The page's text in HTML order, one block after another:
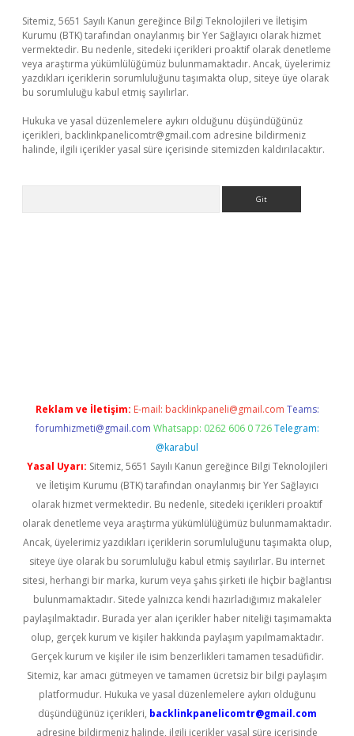
Sitemiz, 5651 Sayılı Kanun gereğince Bilgi Teknolojileri ve İletişim
Kurumu (BTK) tarafından onaylanmış bir Yer Sağlayıcı olarak hizmet
vermektedir. Bu nedenle, sitedeki içerikleri proaktif olarak denetleme
veya araştırma yükümlülüğümüz bulunmamaktadır. Ancak, üyelerimiz
yazdıkları içeriklerin sorumluluğunu taşımakta olup, siteye üye olarak
bu sorumluluğu kabul etmiş sayılırlar.
Hukuka ve yasal düzenlemelere aykırı olduğunu düşündüğünüz
içerikleri, backlinkpanelicomtr@gmail.com adresine bildirmeniz
halinde, ilgili içerikler yasal süre içerisinde sitemizden kaldırılacaktır.
Reklam ve İletişim: E-mail: backlinkpaneli@gmail.com Teams:
forumhizmeti@gmail.com Whatsapp: 0262 606 0 726 Telegram:
@karabul
Yasal Uyarı: Sitemiz, 5651 Sayılı Kanun gereğince Bilgi Teknolojileri
ve İletişim Kurumu (BTK) tarafından onaylanmış bir Yer Sağlayıcı
olarak hizmet vermektedir. Bu nedenle, sitedeki içerikleri proaktif
olarak denetleme veya araştırma yükümlülüğümüz bulunmamaktadır.
Ancak, üyelerimiz yazdıkları içeriklerin sorumluluğunu taşımakta olup,
siteye üye olarak bu sorumluluğu kabul etmiş sayılırlar. Bu internet
sitesi, herhangi bir marka, kurum veya şahıs şirketi ile hiçbir bağlantısı
bulunmamaktadır. Sitede yalnızca kendi hazırladığımız makaleler
paylaşılmaktadır. Burada yer alan içerikler haber niteliği taşımamakta
olup, gerçek kurum ve kişiler hakkında paylaşım yapılmamaktadır.
Gerçek kurum ve kişiler ile isim benzerlikleri tamamen tesadüfidir.
Sitemiz, kar amacı gütmeyen ve tamamen ücretsiz bir bilgi paylaşım
platformudur. Hukuka ve yasal düzenlemelere aykırı olduğunu
düşündüğünüz içerikleri, backlinkpanelicomtr@gmail.com
adresine bildirmeniz halinde, ilgili içerikler yasal süre içerisinde